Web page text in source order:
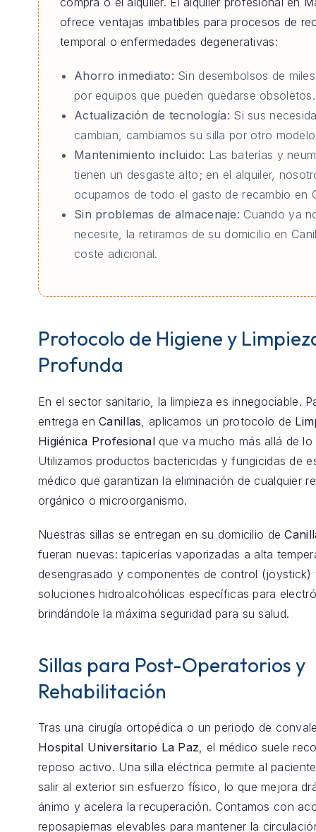
ofrece ventajas imbatibles para procesos de
temporal o enfermedades degenerativas:
Ahorro inmediato: Sin desembolsos de
por equipos que pueden quedarse obsoletos.
Actualización de tecnología: Si sus
cambian, cambiamos su silla por otro
Mantenimiento incluido: Las baterías y
tienen un desgaste alto; en el alquiler,
ocupamos de todo el gasto de recambio en
Sin problemas de almacenaje: Cuando ya
necesite, la retiramos de su domicilio en
coste adicional.
Protocolo de Higiene y
Profunda
En el sector sanitario, la limpieza es innegociable.
entrega enCanillas , aplicamos un protocolo de
Higiénica Profesional que va mucho más allá de
Utilizamos productos bactericidas y fungicidas de
médico que garantizan la eliminación de cualquier
orgánico o microorganismo.
Nuestras sillas se entregan en su domicilio de
fueran nuevas: tapicerías vaporizadas a alta
desengrasado y componentes de control
soluciones hidroalcohólicas específicas para
brindándole la máxima seguridad para su salud.
Sillas para Post-Operatorios y
Rehabilitación
Tras una cirugía ortopédica o un periodo de
Hospital Universitario La Paz, el médico suele
reposo activo. Una silla eléctrica permite al
salir al exterior sin esfuerzo físico, lo que mejora
ánimo y acelera la recuperación. Contamos con
reposapiernas elevables para mantener la